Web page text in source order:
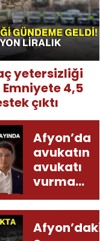
yetersizliği
4,5
çıktı
Afyon’da
avukatın
avukatı
vurma
olayında
yeni bilgiler
geldi...
Afyon’daki